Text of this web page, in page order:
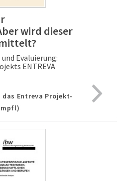
wird dieser
Evaluierung:
ENTREVA
Entreva Projekt-